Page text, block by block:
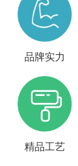
品牌实力
精品工艺